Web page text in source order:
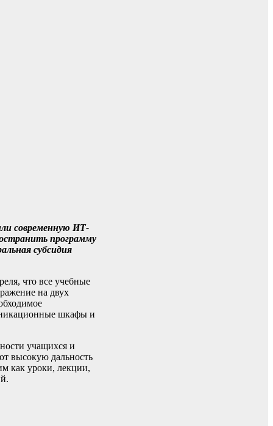
современную ИТ-
программу
субсидия
что все учебные
на двух
шкафы и
учащихся и
высокую дальность
как уроки, лекции,